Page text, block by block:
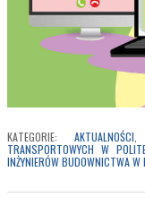
KATEGORIE: AKTUALNOŚCI
TRANSPORTOWYCH W
INŻYNIERÓW BUDOWNICTWA W